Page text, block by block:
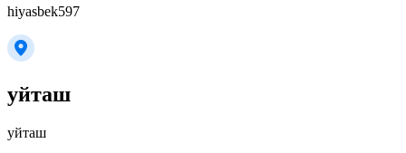
hiyasbek597
уйташ
уйташ